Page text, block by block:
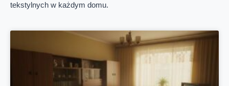
tekstylnych w każdym domu.